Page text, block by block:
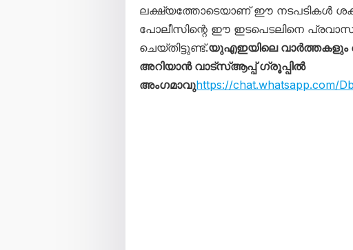
ലക്ഷ്യത്തോടെയാണ് ഈ നടപടികൾ
പോലീസിന്റെ ഈ ഇടപെടലിനെ
ചെയ്തിട്ടുണ്ട്.യുഎഇയിലെ വാർത്തകളും
അറിയാൻ വാട്സ്ആപ്പ് ഗ്രൂപ്പിൽ
അംഗമാവുhttps://chat.whatsapp.com/